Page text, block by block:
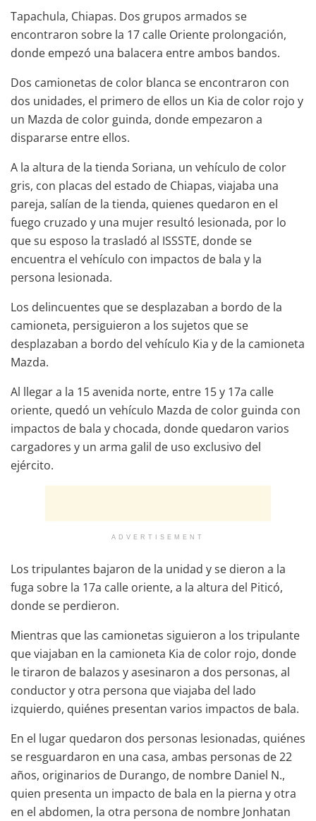
Tapachula, Chiapas. Dos grupos armados se
encontraron sobre la 17 calle Oriente prolongación,
donde empezó una balacera entre ambos bandos.
Dos camionetas de color blanca se encontraron con
dos unidades, el primero de ellos un Kia de color rojo y
un Mazda de color guinda, donde empezaron a
dispararse entre ellos.
A la altura de la tienda Soriana, un vehículo de color
gris, con placas del estado de Chiapas, viajaba una
pareja, salían de la tienda, quienes quedaron en el
fuego cruzado y una mujer resultó lesionada, por lo
que su esposo la trasladó al ISSSTE, donde se
encuentra el vehículo con impactos de bala y la
persona lesionada.
Los delincuentes que se desplazaban a bordo de la
camioneta, persiguieron a los sujetos que se
desplazaban a bordo del vehículo Kia y de la camioneta
Mazda.
Al llegar a la 15 avenida norte, entre 15 y 17a calle
oriente, quedó un vehículo Mazda de color guinda con
impactos de bala y chocada, donde quedaron varios
cargadores y un arma galil de uso exclusivo del
ejército.
ADVERTISEMENT
Los tripulantes bajaron de la unidad y se dieron a la
fuga sobre la 17a calle oriente, a la altura del Piticó,
donde se perdieron.
Mientras que las camionetas siguieron a los tripulante
que viajaban en la camioneta Kia de color rojo, donde
le tiraron de balazos y asesinaron a dos personas, al
conductor y otra persona que viajaba del lado
izquierdo, quiénes presentan varios impactos de bala.
En el lugar quedaron dos personas lesionadas, quiénes
se resguardaron en una casa, ambas personas de 22
años, originarios de Durango, de nombre Daniel N.,
quien presenta un impacto de bala en la pierna y otra
en el abdomen, la otra persona de nombre Jonhatan